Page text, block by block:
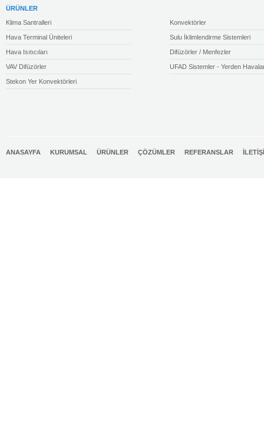
ÜRÜNLER
Klima Santralleri
Konvektörler
Hava Terminal Üniteleri Sulu İklimlendirme Sistemleri
Hava Isıtıcıları Difüzörler / Menfezler
VAV Difüzörler UFAD Sistemler - Yerden
Stekon Yer Konvektörleri
ANASAYFA KURUMSAL ÜRÜNLER ÇÖZÜMLER REFERANSLAR